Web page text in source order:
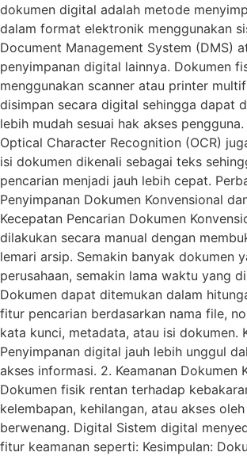
dokumen digital adalah metode
dalam format elektronik menggunakan
Document Management System (DMS)
penyimpanan digital lainnya. Dokumen
menggunakan scanner atau printer
disimpan secara digital sehingga dapat
lebih mudah sesuai hak akses
Optical Character Recognition (OCR)
isi dokumen dikenali sebagai teks
pencarian menjadi jauh lebih cepat.
Penyimpanan Dokumen Konvensional
Kecepatan Pencarian Dokumen
dilakukan secara manual dengan
lemari arsip. Semakin banyak dokumen
perusahaan, semakin lama waktu yang
Dokumen dapat ditemukan dalam
fitur pencarian berdasarkan nama file,
kata kunci, metadata, atau isi dokumen.
Penyimpanan digital jauh lebih unggul
akses informasi. 2. Keamanan Dokumen
Dokumen fisik rentan terhadap
kelembapan, kehilangan, atau akses
berwenang. Digital Sistem digital
fitur keamanan seperti: Kesimpulan: